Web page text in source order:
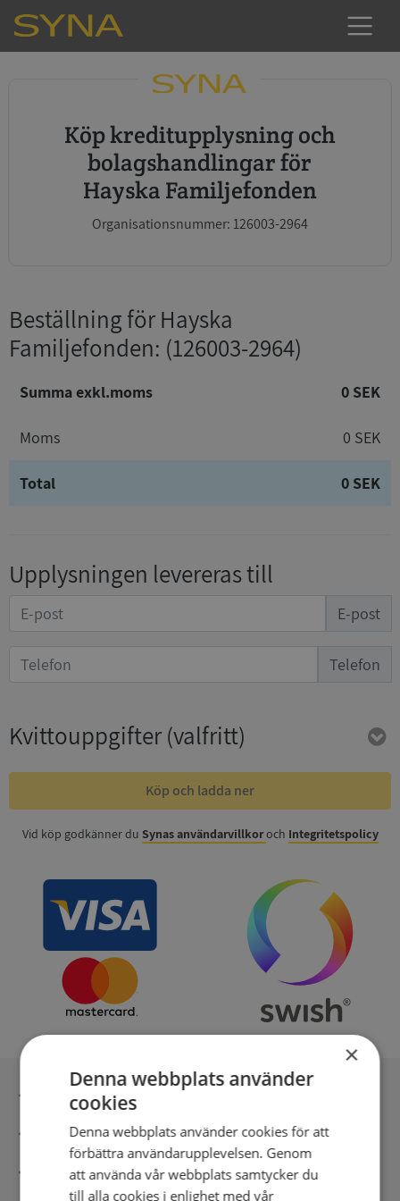
Köp kreditupplysning och
bolagshandlingar för
Hayska Familjefonden
Organisationsnummer: 126003-2964
Beställning för Hayska
Familjefonden: (126003-2964)
Summa exkl.moms 0 SEK
Moms 0 SEK
Total 0 SEK
Upplysningen levereras till
E-post
Telefon
Kvittouppgifter(valfritt)
Köp och ladda ner
Vid köp godkänner du Synas användarvillkoroch Integritetspolicy
Inga kopior till omfrågad
Säker betalning med stripe
Direkt digital leverans
×
Denna webbplats använder
cookies
Denna webbplats använder cookies för att
förbättra användarupplevelsen. Genom
att använda vår webbplats samtycker du
till alla cookies i enlighet med vår